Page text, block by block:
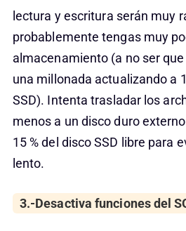
lectura y escritura serán muy
probablemente tengas muy
almacenamiento (a no ser
una millonada actualizando a
SSD). Intenta trasladar los
menos a un disco duro
15 % del disco SSD libre para
lento.
3.-Desactiva funciones del